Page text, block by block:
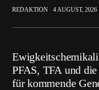
REDAKTION 4 AUGUST, 2026
PFAS, TFA und
für kommende